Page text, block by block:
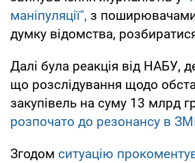
маніпуляції", з
думку відомства,
Далі була реакція від НАБУ,
що розслідування щодо
закупівель на суму 13 млрд
розпочато до резонансу в
Згодом ситуацію